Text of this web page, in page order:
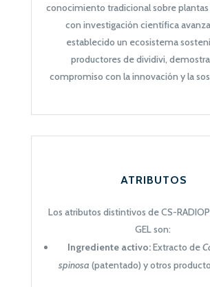
conocimiento tradicional sobre
con investigación científica
establecido un ecosistema
productores de dividivi,
compromiso con la innovación y la
ATRIBUTOS
Los atributos distintivos de CS-
GEL son:
Ingrediente activo:Extracto de
spinosa (patentado) y otros